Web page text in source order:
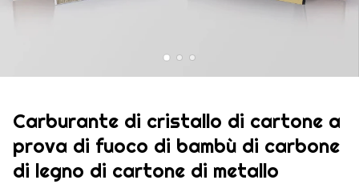
Carburante di cristallo di cartone a
prova di fuoco di bambù di carbone
di legno di cartone di metallo